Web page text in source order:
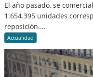
El año pasado, se
1.654.395 unidades
reposición....
Actualidad